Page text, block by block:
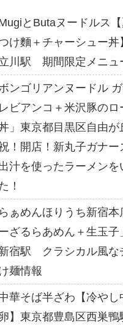
とButaヌードルス
け麵＋チャーシュー
川駅 期間限定メニュ
ンゴリアンヌードル
レビアンコ＋米沢豚のロ
」東京都目黒区自由
！開店！新丸子ガナー
汁を使ったラーメンを
！
らぁめんほりうち新宿本
ざるらあめん＋生玉子
宿駅 クラシカル風な
麺情報
華そば半ざわ【冷やし
】東京都豊島区西巣